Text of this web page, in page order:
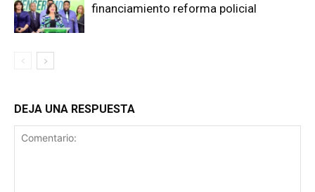
financiamiento reforma policial
DEJA UNA RESPUESTA